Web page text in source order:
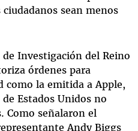
sean menos
de Investigación del Reino
órdenes para
como la emitida a Apple,
Estados Unidos no
Como señalaron el
Andy Biggs